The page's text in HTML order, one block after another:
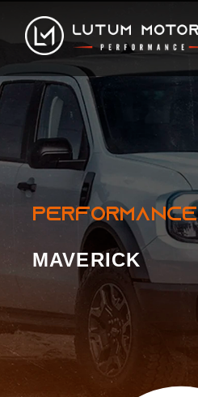
Maverick
PERFORMANCE
MAVERICK